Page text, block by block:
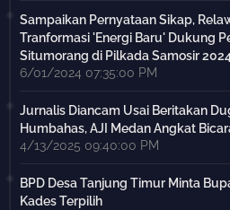
Sampaikan Pernyataan Sikap,
Tranformasi 'Energi Baru' Dukung
Situmorang di Pilkada Samosir
6/01/2024 07:35:00 PM
Jurnalis Diancam Usai Beritakan
Humbahas, AJI Medan Angkat
4/13/2025 09:40:00 PM
BPD Desa Tanjung Timur Minta
Kades Terpilih